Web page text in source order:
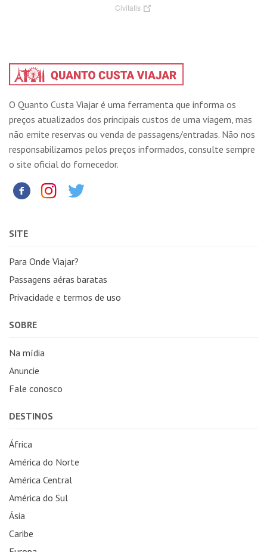
Civitatis
O Quanto Custa Viajar é uma ferramenta que informa os
preços atualizados dos principais custos de uma viagem, mas
não emite reservas ou venda de passagens/entradas. Não nos
responsabilizamos pelos preços informados, consulte sempre
o site oficial do fornecedor.
SITE
Para Onde Viajar?
Passagens aéras baratas
Privacidade e termos de uso
SOBRE
Na mídia
Anuncie
Fale conosco
DESTINOS
África
América do Norte
América Central
América do Sul
Ásia
Caribe